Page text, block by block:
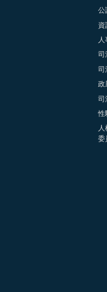
公
資
人
司
司
政
司
性
人
委